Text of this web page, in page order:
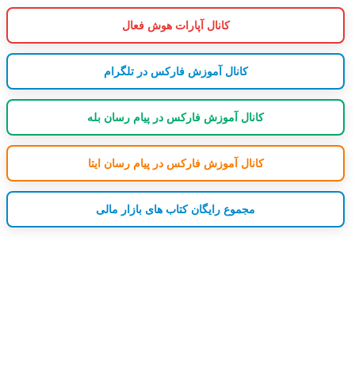
کانال آپارات هوش فعال
کانال آموزش فارکس در تلگرام
کانال آموزش فارکس در پیام رسان بله
کانال آموزش فارکس در پیام رسان ایتا
مجموع رایگان کتاب های بازار مالی